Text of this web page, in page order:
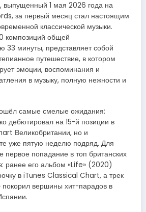
выпущенный 1 мая 2026 года на
за первый месяц стал настоящим
классической музыки.
композиций общей
33 минуты, представляет собой
путешествие, в котором
эмоции, воспоминания и
в музыку, полную нежности и
самые смелые ожидания:
дебютировал на 15-й позиции в
Великобритании, но и
уже пятую неделю подряд. Для
первое попадание в топ британских
ранее его альбом «Life» (2020)
в iTunes Classical Chart, а трек
покорил вершины хит-парадов в